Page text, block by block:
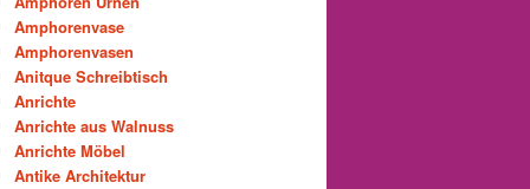
Amphorenvase
Amphorenvasen
Anitque Schreibtisch
Anrichte
Anrichte aus Walnuss
Anrichte Möbel
Antike Architektur